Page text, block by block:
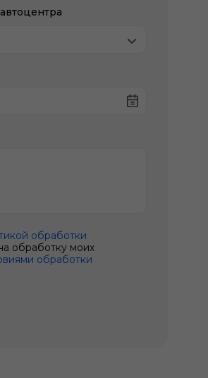
обработки
обработку моих
обработки